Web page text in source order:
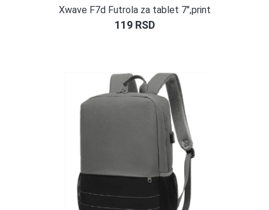
Xwave F7d Futrola za tablet 7″,print
119 RSD